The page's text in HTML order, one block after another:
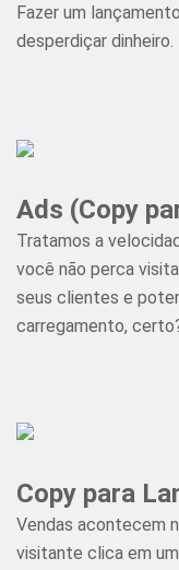
Fazer um
desperdiçar dinheiro.
Ads (Copy
Tratamos a
você não perca
seus clientes e
carregamento,
Copy para
Vendas acontecem
visitante clica em